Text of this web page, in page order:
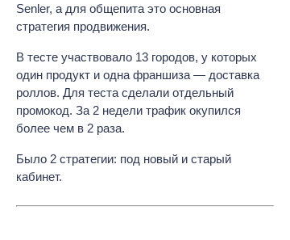
Senler, а для общепита это основная
стратегия продвижения.
В тесте участвовало 13 городов, у которых
один продукт и одна франшиза — доставка
роллов. Для теста сделали отдельный
промокод. За 2 недели трафик окупился
более чем в 2 раза.
Было 2 стратегии: под новый и старый
кабинет.